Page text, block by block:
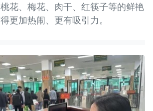
花、梅花、肉干、红筷子等的鲜艳
更加热闹、更有吸引力。